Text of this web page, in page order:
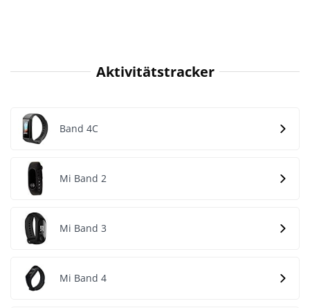
Aktivitätstracker
Band 4C
Mi Band 2
Mi Band 3
Mi Band 4